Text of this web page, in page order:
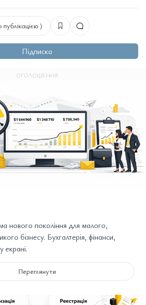
публікацією ⟩
Підписка
ОГОЛОШЕННЯ
нового покоління для малого,
бізнесу. Бухгалтерія, фінанси,
екрані.
Переглянути